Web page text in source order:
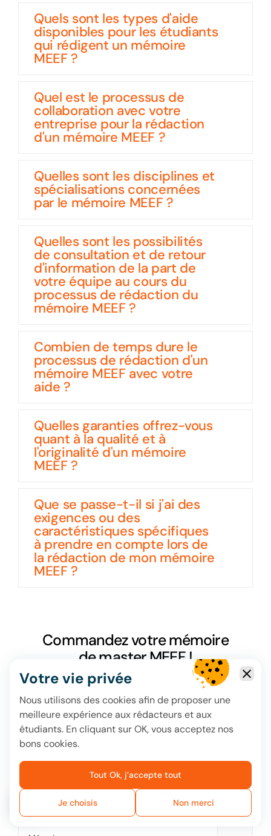
Quels sont les types d'aide
disponibles pour les étudiants
qui rédigent un mémoire
MEEF ?
Quel est le processus de
collaboration avec votre
entreprise pour la rédaction
d'un mémoire MEEF ?
Quelles sont les disciplines et
spécialisations concernées
par le mémoire MEEF ?
Quelles sont les possibilités
de consultation et de retour
d'information de la part de
votre équipe au cours du
processus de rédaction du
mémoire MEEF ?
Combien de temps dure le
processus de rédaction d'un
mémoire MEEF avec votre
aide ?
Quelles garanties offrez-vous
quant à la qualité et à
l'originalité d'un mémoire
MEEF ?
Que se passe-t-il si j'ai des
exigences ou des
caractéristiques spécifiques
à prendre en compte lors de
la rédaction de mon mémoire
MEEF ?
Commandez votre mémoire
de master MEEF !
Redaction Correction Autre
Votre vie privée
Nous utilisons des cookies afin de proposer une
meilleure expérience aux rédacteurs et aux
étudiants. En cliquant sur OK, vous acceptez nos
bons cookies.
Je choisis
Tout Ok, j’accepte tout
Non merci
Avez-vous des questions ?